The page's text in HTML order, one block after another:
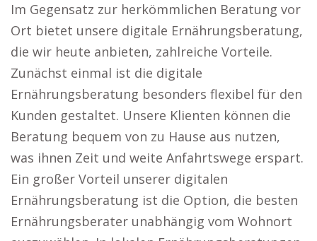
Im Gegensatz zur herkömmlichen Beratung vor
Ort bietet unsere digitale Ernährungsberatung,
die wir heute anbieten, zahlreiche Vorteile.
Zunächst einmal ist die digitale
Ernährungsberatung besonders flexibel für den
Kunden gestaltet. Unsere Klienten können die
Beratung bequem von zu Hause aus nutzen,
was ihnen Zeit und weite Anfahrtswege erspart.
Ein großer Vorteil unserer digitalen
Ernährungsberatung ist die Option, die besten
Ernährungsberater unabhängig vom Wohnort